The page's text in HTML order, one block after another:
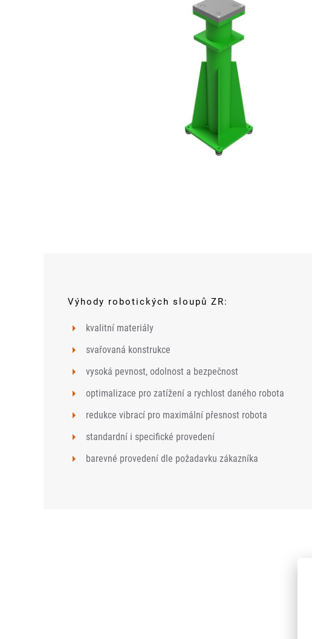
Výhody robotických sloupů ZR:
kvalitní materiály
svařovaná konstrukce
vysoká pevnost, odolnost a bezpečnost
optimalizace pro zatížení a rychlost daného robota
redukce vibrací pro maximální přesnost robota
standardní i specifické provedení
barevné provedení dle požadavku zákazníka